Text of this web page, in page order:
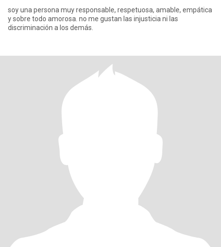
soy una persona muy responsable, respetuosa, amable, empática
y sobre todo amorosa. no me gustan las injusticia ni las
discriminación a los demás.